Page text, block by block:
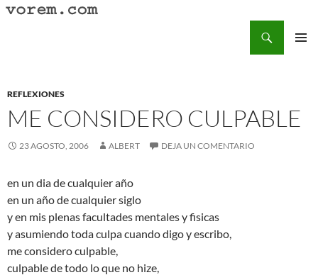
Saltar
REFLEXIONES
ME CONSIDERO CULPABLE
23 AGOSTO, 2006 ALBERT DEJA UN COMENTARIO
en un dia de cualquier año
en un año de cualquier siglo
y en mis plenas facultades mentales y fisicas
y asumiendo toda culpa cuando digo y escribo,
me considero culpable,
culpable de todo lo que no hize,